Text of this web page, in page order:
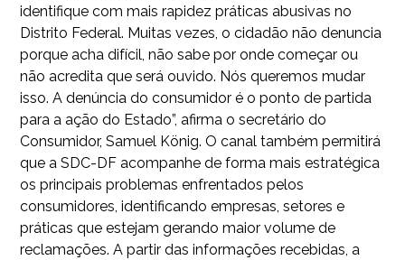
identifique com mais rapidez práticas abusivas no
Distrito Federal. Muitas vezes, o cidadão não denuncia
porque acha difícil, não sabe por onde começar ou
não acredita que será ouvido. Nós queremos mudar
isso. A denúncia do consumidor é o ponto de partida
para a ação do Estado”, afirma o secretário do
Consumidor, Samuel König. O canal também permitirá
que a SDC-DF acompanhe de forma mais estratégica
os principais problemas enfrentados pelos
consumidores, identificando empresas, setores e
práticas que estejam gerando maior volume de
reclamações. A partir das informações recebidas, a